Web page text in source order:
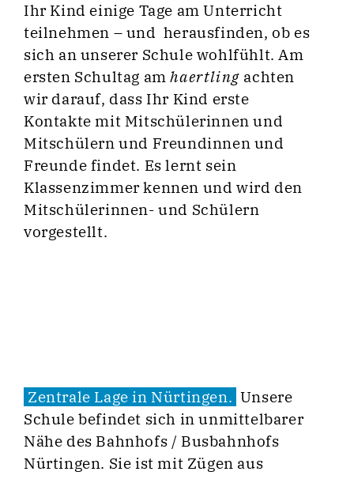
Ihr Kind einige Tage am Unterricht
teilnehmen – und herausfinden, ob es
sich an unserer Schule wohlfühlt. Am
ersten Schultag amhaertling achten
wir darauf, dass Ihr Kind erste
Kontakte mit Mitschülerinnen und
Mitschülern und Freundinnen und
Freunde findet. Es lernt sein
Klassenzimmer kennen und wird den
Mitschülerinnen- und Schülern
vorgestellt.
Zentrale Lage in Nürtingen. Unsere
Schule befindet sich in unmittelbarer
Nähe des Bahnhofs / Busbahnhofs
Nürtingen. Sie ist mit Zügen aus